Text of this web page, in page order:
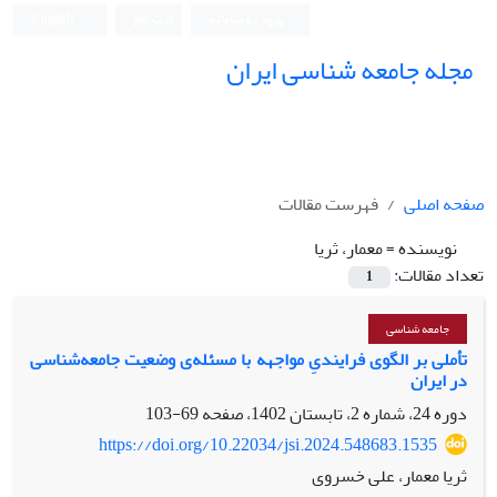
مجله جامعه شناسی ایران
صفحه اصلی
فهرست مقالات
نویسنده =معمار، ثریا
تعداد مقالات:
1
جامعه شناسی
تأملی بر الگوی فرایندیِ مواجهه با مسئله‌ی وضعیت جامعه‌شناسی
در ایران
دوره 24، شماره 2، تابستان 1402، صفحه
69-103
https://doi.org/10.22034/jsi.2024.548683.1535
ثریا معمار، علی خسروی